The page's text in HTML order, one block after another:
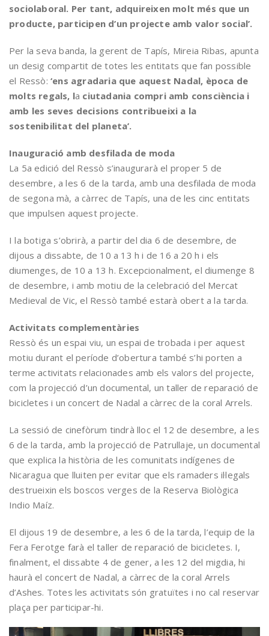
sociolaboral. Per tant, adquireixen molt més que un
producte, participen d’un projecte amb valor social’.
Per la seva banda, la gerent de Tapís, Mireia Ribas, apunta
un desig compartit de totes les entitats que fan possible
el Ressò: ‘ens agradaria que aquest Nadal, època de
molts regals, la ciutadania compri amb consciència i
amb les seves decisions contribueixi a la
sostenibilitat del planeta’.
Inauguració amb desfilada de moda
La 5a edició del Ressò s’inaugurarà el proper 5 de
desembre, a les 6 de la tarda, amb una desfilada de moda
de segona mà, a càrrec de Tapís, una de les cinc entitats
que impulsen aquest projecte.
I la botiga s’obrirà, a partir del dia 6 de desembre, de
dijous a dissabte, de 10 a 13 h i de 16 a 20 h i els
diumenges, de 10 a 13 h. Excepcionalment, el diumenge 8
de desembre, i amb motiu de la celebració del Mercat
Medieval de Vic, el Ressò també estarà obert a la tarda.
Activitats complementàries
Ressò és un espai viu, un espai de trobada i per aquest
motiu durant el període d’obertura també s’hi porten a
terme activitats relacionades amb els valors del projecte,
com la projecció d’un documental, un taller de reparació de
bicicletes i un concert de Nadal a càrrec de la coral Arrels.
La sessió de cinefòrum tindrà lloc el 12 de desembre, a les
6 de la tarda, amb la projecció de Patrullaje, un documental
que explica la història de les comunitats indígenes de
Nicaragua que lluiten per evitar que els ramaders il·legals
destrueixin els boscos verges de la Reserva Biològica
Indio Maíz.
El dijous 19 de desembre, a les 6 de la tarda, l’equip de la
Fera Ferotge farà el taller de reparació de bicicletes. I,
finalment, el dissabte 4 de gener, a les 12 del migdia, hi
haurà el concert de Nadal, a càrrec de la coral Arrels
d’Ashes. Totes les activitats són gratuïtes i no cal reservar
plaça per participar-hi.